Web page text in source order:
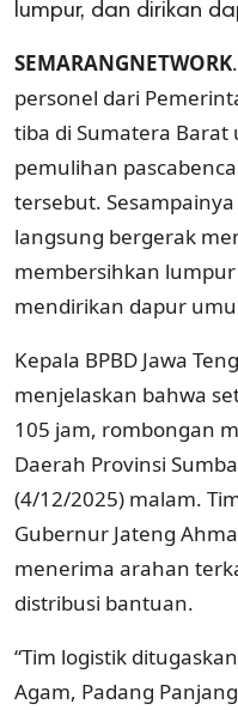
lumpur, dan dirikan
SEMARANGNETWORK
personel dari
tiba di Sumatera
pemulihan
tersebut.
langsung bergerak
membersihkan
mendirikan dapur
Kepala BPBD Jawa
menjelaskan bahwa
105 jam, rombongan
Daerah Provinsi
(4/12/2025) malam.
Gubernur Jateng
menerima arahan
distribusi bantuan.
“Tim logistik
Agam, Padang